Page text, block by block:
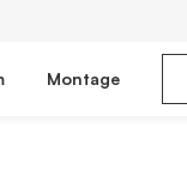
Montage